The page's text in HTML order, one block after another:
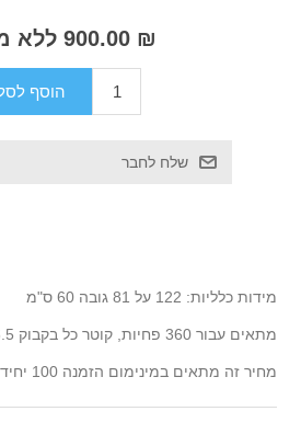
₪ 900.00 ללא מע"מ
מידות כלליות: 122 על 81 גובה 60 ס"מ
מתאים עבור 360 פחיות, קוטר כל בקבוק 6.5 ס"מ
מחיר זה מתאים במינימום הזמנה 100 יחידות